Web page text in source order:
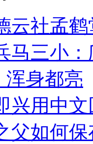
云社孟
马三小
浑身都亮
兴用中
父如何